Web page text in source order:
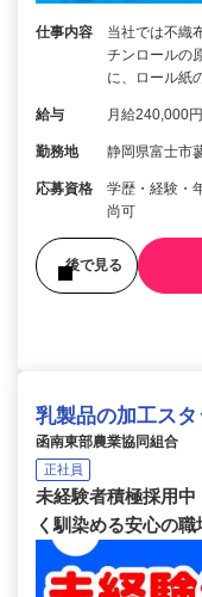
仕事内容
当社では不織
チンロールの
に、ロール紙
給与 月給240,000
勤務地 静岡県富士市
応募資格
学歴・経験・
尚可
後で見る
乳製品の加工スタ
函南東部農業協同組合
正社員
未経験者積極採用
く馴染める安心の職